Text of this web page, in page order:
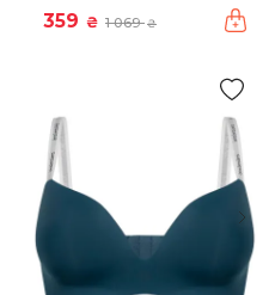
359 ₴ 1 069₴